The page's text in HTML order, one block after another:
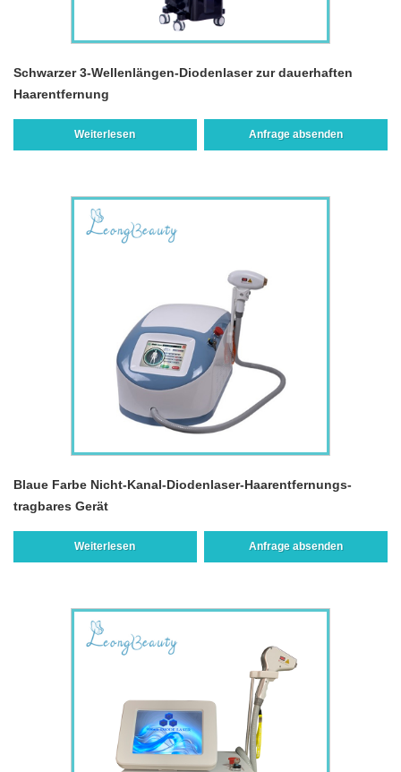
Schwarzer 3-Wellenlängen-Diodenlaser zur dauerhaften
Haarentfernung
Weiterlesen Anfrage absenden
Blaue Farbe Nicht-Kanal-Diodenlaser-Haarentfernungs-
tragbares Gerät
Weiterlesen Anfrage absenden